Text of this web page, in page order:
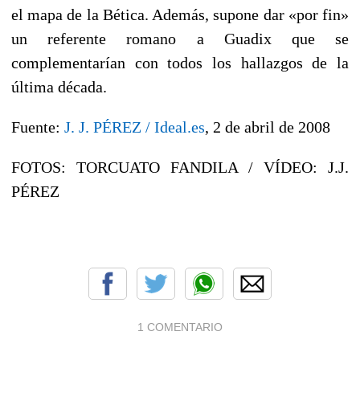
el mapa de la Bética. Además, supone dar «por fin»
un referente romano a Guadix que se
complementarían con todos los hallazgos de la
última década.
Fuente: J. J. PÉREZ / Ideal.es, 2 de abril de 2008
FOTOS: TORCUATO FANDILA / VÍDEO: J.J.
PÉREZ
1 COMENTARIO